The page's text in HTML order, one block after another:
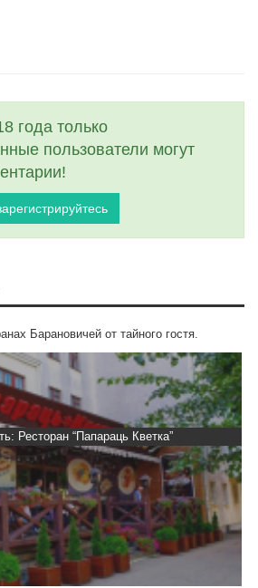
года только
пользователи могут
Барановичей от тайного гостя.
Ресторан “Папараць Кветка”